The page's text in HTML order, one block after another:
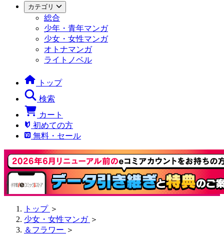
カテゴリ
総合
少年・青年マンガ
少女・女性マンガ
オトナマンガ
ライトノベル
トップ
検索
カート
初めての方
無料・セール
トップ ＞
少女・女性マンガ ＞
＆フラワー ＞